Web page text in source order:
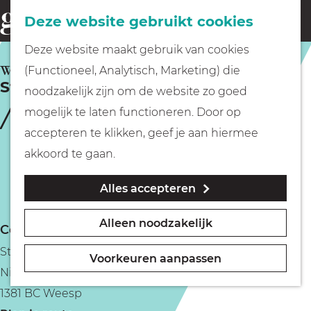
Deze website gebruikt cookies
Deze website maakt gebruik van cookies
(Functioneel, Analytisch, Marketing) die
noodzakelijk zijn om de website zo goed
mogelijk te laten functioneren. Door op
accepteren te klikken, geef je aan hiermee
akkoord te gaan.
Alles accepteren
Alleen noodzakelijk
Voorkeuren aanpassen
G
a
n
a
o
m
e
p
Fietsen
Wandelen
Geocachen
Naar het museum
o
e
k
e
n
Stoute Schoenen Weesp
WEESP
Contact
Stoute Schoenen
Nieuwstraat 28
1381 BC Weesp